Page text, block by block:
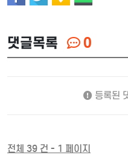
댓글목록 0
등록된
전체 39 건 - 1 페이지